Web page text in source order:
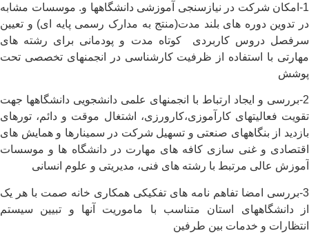
1-امکان شرکت در نیازسنجی آموزشی دانشگاهها و. موسسات مشابه
در تدوین دوره های بلند مدت(منتج به مدارک رسمی پایه ای) و تعیین
سرفصل دروس کاربردی کوتاه مدت و پودمانی برای رشته های
مهارتی با استفاده از ظرفیت کارشناسی در انجمنهای تخصصی تحت
پوشش
2-بررسی و ایجاد ارتباط با انجمنهای علمی دانشجویی دانشگاهها جهت
تقویت فعالیتهای کارآموزی،کارورزی، اشتغال موقت و دائم، تورهای
بازدید از بنگاههای صنعتی و تسهیل شرکت در سمینارها و همایش های
اقتصادی و غنی سازی کافه های مهارت در دانشگاه ها و موسسات
آموزش عالی مرتبط با رشته های فنی، مدیریتی و علوم انسانی
3-بررسی امضا تفاهم نامه های تفکیکی همکاری خانه صمت با هر یک
از دانشگاههای استان متناسب با ماموریت آنها و تبیین سیستم
انتظارات و خدمات بین طرفین